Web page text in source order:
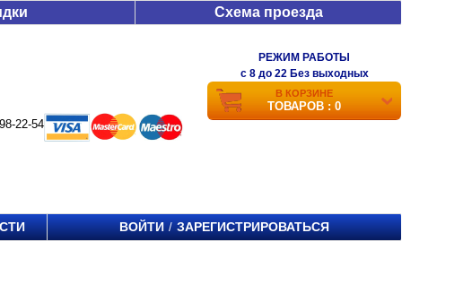
Схема проезда
22-54
РЕЖИМ РАБОТЫ
c 8 до 22 Без выходных
В КОРЗИНЕ
ТОВАРОВ : 0
ВОЙТИ / ЗАРЕГИСТРИРОВАТЬСЯ